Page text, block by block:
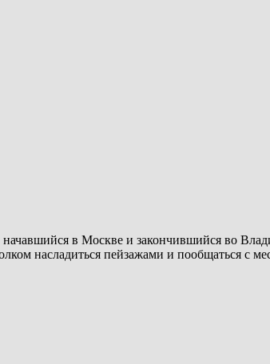
в Москве и закончившийся во
насладиться пейзажами и пообщаться с